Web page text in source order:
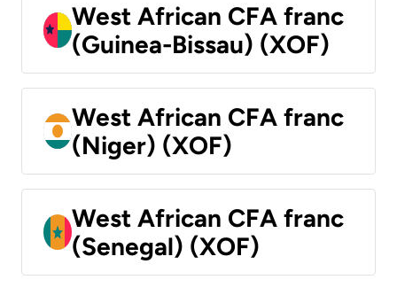
West African CFA franc
(Guinea-Bissau) (XOF)
West African CFA franc
(Niger) (XOF)
West African CFA franc
(Senegal) (XOF)